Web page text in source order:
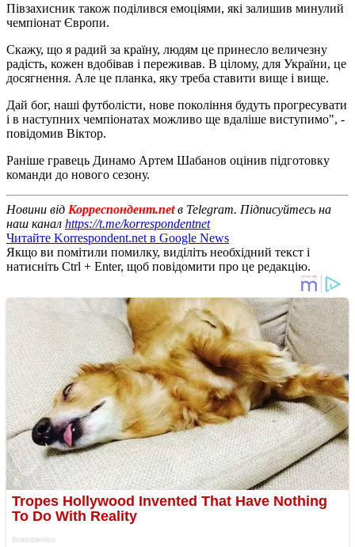
Півзахисник також поділився емоціями, які залишив минулий
чемпіонат Європи.
Скажу, що я радий за країну, людям це принесло величезну
радість, кожен вдобівав і переживав. В цілому, для України, це
досягнення. Але це планка, яку треба ставити вище і вище.
Дай бог, наші футболісти, нове покоління будуть прогресувати
і в наступних чемпіонатах можливо ще вдаліше виступимо", -
повідомив Віктор.
Раніше гравець Динамо Артем Шабанов оцінив підготовку
команди до нового сезону.
Новини від Корреспондент.netв Telegram. Підписуйтесь на
наш канал https://t.me/korrespondentnet
Читайте Korrespondent.net в Google News
Якщо ви помітили помилку, виділіть необхідний текст і
натисніть Ctrl + Enter, щоб повідомити про це редакцію.